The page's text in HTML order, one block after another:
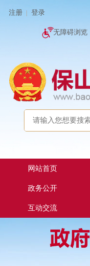
注册 登录
无障碍浏览
网站首页
政务公开
互动交流